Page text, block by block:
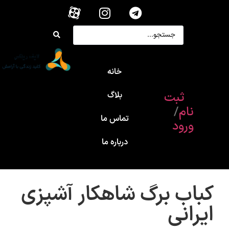
ثبت
نام/
ورود
خانه
بلاگ
تماس ما
درباره ما
کباب برگ شاهکار آشپزی
ایرانی